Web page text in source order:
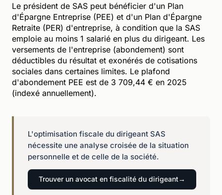
Le président de SAS peut bénéficier d'un Plan
d'Épargne Entreprise (PEE) et d'un Plan d'Épargne
Retraite (PER) d'entreprise, à condition que la SAS
emploie au moins 1 salarié en plus du dirigeant. Les
versements de l'entreprise (abondement) sont
déductibles du résultat et exonérés de cotisations
sociales dans certaines limites. Le plafond
d'abondement PEE est de 3 709,44 € en 2025
(indexé annuellement).
L'optimisation fiscale du dirigeant SAS
nécessite une analyse croisée de la situation
personnelle et de celle de la société.
Trouver un avocat en fiscalité du dirigeant